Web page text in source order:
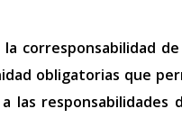
corresponsabilidad
obligatorias que
las responsabilidades